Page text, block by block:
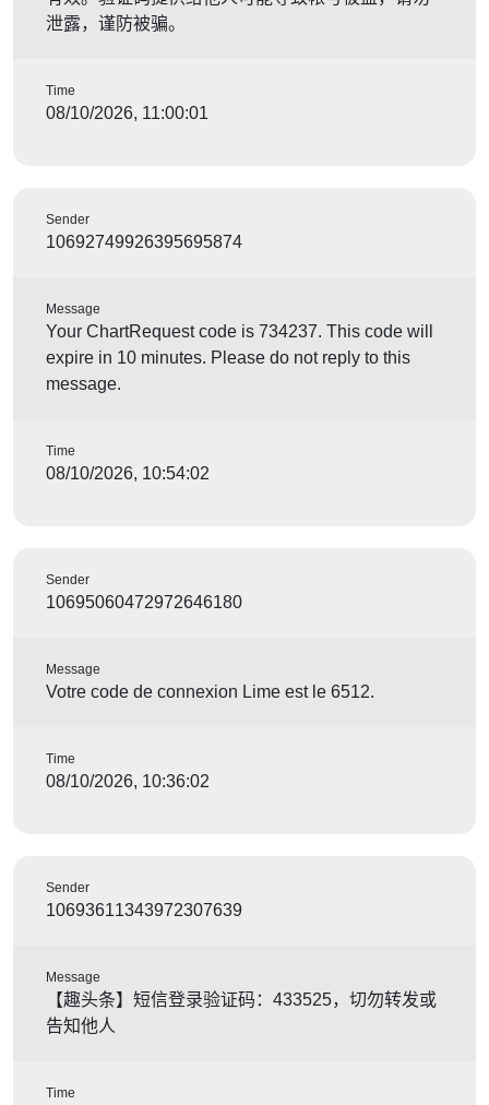
泄露，谨防被骗。
Time
08/10/2026, 11:00:01
Sender
10692749926395695874
Message
Your ChartRequest code is 734237. This code will
expire in 10 minutes. Please do not reply to this
message.
Time
08/10/2026, 10:54:02
Sender
10695060472972646180
Message
Votre code de connexion Lime est le 6512.
Time
08/10/2026, 10:36:02
Sender
10693611343972307639
Message
【趣头条】短信登录验证码：433525，切勿转发或
告知他人
Time